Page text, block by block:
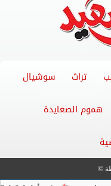
تراث سوشيال
هموم الصعايدة
©